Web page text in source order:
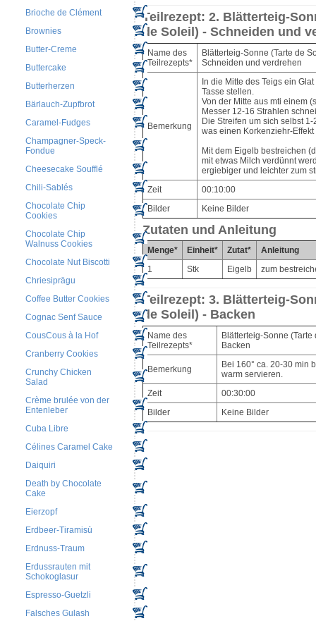
Brioche de Clément
Brownies
Butter-Creme
Buttercake
Butterherzen
Bärlauch-Zupfbrot
Caramel-Fudges
Champagner-Speck-
Fondue
Cheesecake Soufflé
Chili-Sablés
Chocolate Chip
Cookies
Chocolate Chip
Walnuss Cookies
Chocolate Nut Biscotti
Chriesiprägu
Coffee Butter Cookies
Cognac Senf Sauce
CousCous à la Hof
Cranberry Cookies
Crunchy Chicken
Salad
Crème brulée von der
Entenleber
Cuba Libre
Célines Caramel Cake
Daiquiri
Death by Chocolate
Cake
Eierzopf
Erdbeer-Tiramisù
Erdnuss-Traum
Erdussrauten mit
Schokoglasur
Espresso-Guetzli
Falsches Gulash
Teilrezept: 2. Blätterteig-
de Soleil) - Schneiden und
Name des
Teilrezepts*
Blätterteig-Sonne (Tarte de
Schneiden und verdrehen
Bemerkung
In die Mitte des Teigs ein
Tasse stellen.
Von der Mitte aus mti einem
Messer 12-16 Strahlen
Die Streifen um sich selbst
was einen Korkenziehr-Effekt
Mit dem Eigelb bestreichen
mit etwas Milch verdünnt
ergiebiger und leichter zum
Zeit
00:10:00
Bilder
Keine Bilder
Zutaten und Anleitung
Menge* Einheit* Zutat*
Anleitung
1
Stk Eigelb zum
Teilrezept: 3. Blätterteig-
de Soleil) - Backen
Name des
Teilrezepts*
Blätterteig-Sonne (Tarte
Backen
Bemerkung
Bei 160° ca. 20-30 min
warm servieren.
Zeit
00:30:00
Bilder
Keine Bilder